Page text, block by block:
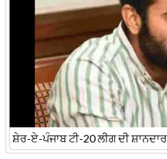
ਸ਼ੇਰ-ਏ-ਪੰਜਾਬ ਟੀ-20 ਲੀਗ ਦੀ